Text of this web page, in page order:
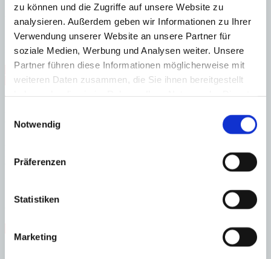
zu können und die Zugriffe auf unsere Website zu
analysieren. Außerdem geben wir Informationen zu Ihrer
Verwendung unserer Website an unsere Partner für
soziale Medien, Werbung und Analysen weiter. Unsere
Partner führen diese Informationen möglicherweise mit
weiteren Daten zusammen, die Sie ihnen bereitgestellt
Notwendig
Präferenzen
Statistiken
Marketing
Untergeschoss: Wellnessbereich mit Fitnessraum, Sauna und
türkischem Dampfbad, Bodega, Multifunktionsraum, Garage für 4–
5 Fahrzeuge, Wirtschaftsraum, Toilette, Technik- und Abstellräume
Dachterrasse und mehrere PKW-Stellplätze
Zentrum
Nähe Strand Nähe Zentrum Gäste-WC
Neubau
Personenaufzug
Sauna Meerblick
Sporteinrichtungen
Energieeffizienz